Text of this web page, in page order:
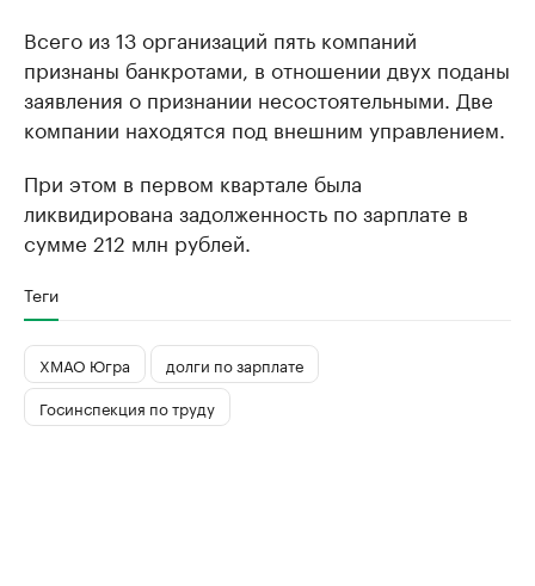
Всего из 13 организаций пять компаний
признаны банкротами, в отношении двух поданы
заявления о признании несостоятельными. Две
компании находятся под внешним управлением.
При этом в первом квартале была
ликвидирована задолженность по зарплате в
сумме 212 млн рублей.
Теги
ХМАО Югра
долги по зарплате
Госинспекция по труду